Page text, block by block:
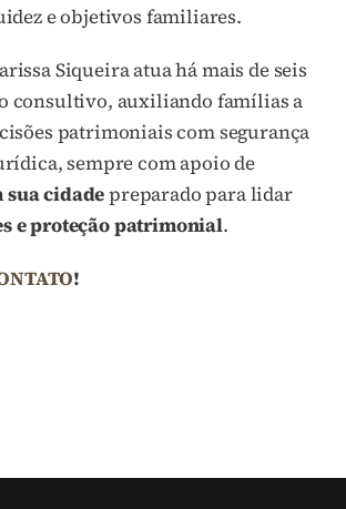
e objetivos familiares.
Siqueira atua há mais de seis
consultivo, auxiliando famílias a
patrimoniais com segurança
sempre com apoio de
sua cidadepreparado para lidar
e proteção patrimonial.
!